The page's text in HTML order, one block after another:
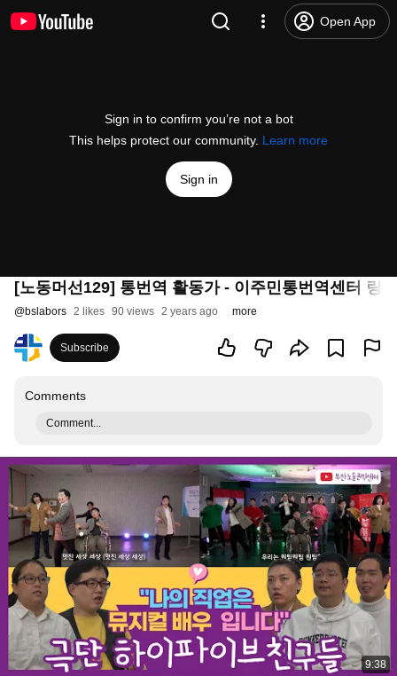
Open App
Sign in to confirm you’re not a bot
This helps protect our community. Learn more
Sign in
[노동머선129] 통번역 활동가 - 이주민통번역센터 링크
@bslabors 2 likes 90 views 2 years ago more
Subscribe
Comments
Comment...
9:38